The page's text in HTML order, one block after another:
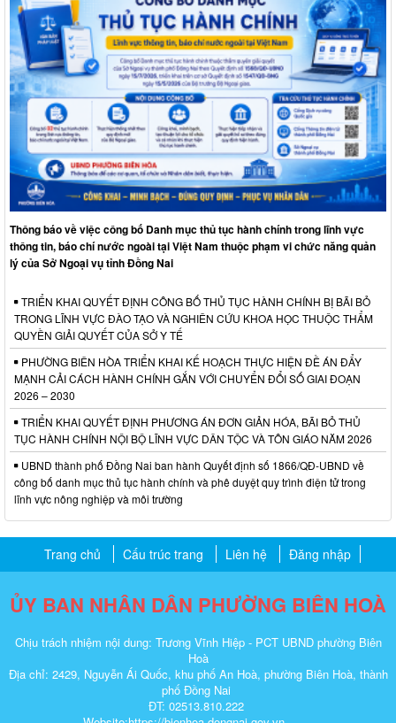
Thông báo về việc công bố Danh mục thủ tục hành chính trong lĩnh vực
thông tin, báo chí nước ngoài tại Việt Nam thuộc phạm vi chức năng quản
lý của Sở Ngoại vụ tỉnh Đồng Nai
TRIỂN KHAI QUYẾT ĐỊNH CÔNG BỐ THỦ TỤC HÀNH CHÍNH BỊ BÃI BỎ
TRONG LĨNH VỰC ĐÀO TẠO VÀ NGHIÊN CỨU KHOA HỌC THUỘC THẨM
QUYỀN GIẢI QUYẾT CỦA SỞ Y TẾ
PHƯỜNG BIÊN HÒA TRIỂN KHAI KẾ HOẠCH THỰC HIỆN ĐỀ ÁN ĐẨY
MẠNH CẢI CÁCH HÀNH CHÍNH GẮN VỚI CHUYỂN ĐỔI SỐ GIAI ĐOẠN
2026 – 2030
TRIỂN KHAI QUYẾT ĐỊNH PHƯƠNG ÁN ĐƠN GIẢN HÓA, BÃI BỎ THỦ
TỤC HÀNH CHÍNH NỘI BỘ LĨNH VỰC DÂN TỘC VÀ TÔN GIÁO NĂM 2026
UBND thành phố Đồng Nai ban hành Quyết định số 1866/QĐ-UBND về
công bố danh mục thủ tục hành chính và phê duyệt quy trình điện tử trong
lĩnh vực nông nghiệp và môi trường
Trang chủ Cấu trúc trang Liên hệ Đăng nhập
ỦY BAN NHÂN DÂN PHƯỜNG BIÊN HOÀ
Chịu trách nhiệm nội dung: Trương Vĩnh Hiệp - PCT UBND phường Biên
Hoà
Địa chỉ: 2429, Nguyễn Ái Quốc, khu phố An Hoà, phường Biên Hoà, thành
phố Đồng Nai
ĐT: 02513.810.222